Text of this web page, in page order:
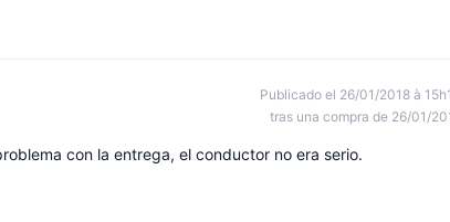
Publicado el 26/01/2018 à
tras una compra de 26/01/
con la entrega, el conductor no era serio.